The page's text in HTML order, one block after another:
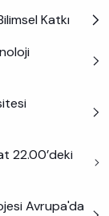
Katkı
22.00’deki
Avrupa'da